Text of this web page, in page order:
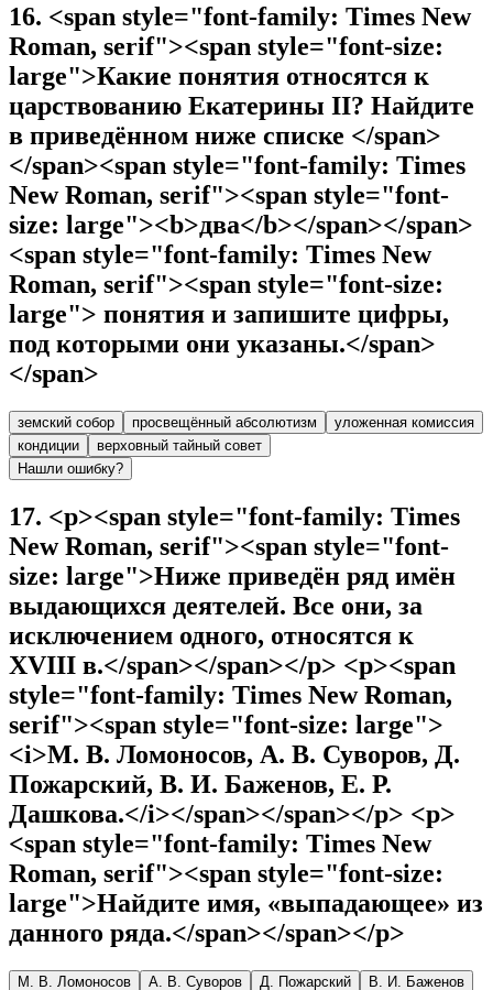
16. <span style="font-family: Times New
Roman, serif"><span style="font-size:
large">Какие понятия относятся к
царствованию Екатерины II? Найдите
в приведённом ниже списке </span>
</span><span style="font-family: Times
New Roman, serif"><span style="font-
size: large"><b>два</b></span></span>
<span style="font-family: Times New
Roman, serif"><span style="font-size:
large"> понятия и запишите цифры,
под которыми они указаны.</span>
</span>
земский собор просвещённый абсолютизм
уложенная комиссия
кондиции
верховный тайный совет
Нашли ошибку?
17. <p><span style="font-family: Times
New Roman, serif"><span style="font-
size: large">Ниже приведён ряд имён
выдающихся деятелей. Все они, за
исключением одного, относятся к
XVIII в.</span></span></p> <p><span
style="font-family: Times New Roman,
serif"><span style="font-size: large">
<i>М. В. Ломоносов, А. В. Суворов, Д.
Пожарский, В. И. Баженов, Е. Р.
Дашкова.</i></span></span></p> <p>
<span style="font-family: Times New
Roman, serif"><span style="font-size:
large">Найдите имя, «выпадающее» из
данного ряда.</span></span></p>
М. В. Ломоносов А. В. Суворов Д. Пожарский В. И. Баженов